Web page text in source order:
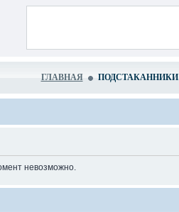
ГЛАВНАЯ ПОДСТАКАННИКИ
невозможно.